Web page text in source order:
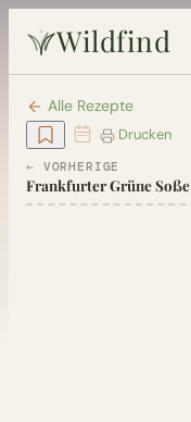
Wildfind
Startseite
Pflanzen
Alle Rezepte
Drucken
← VORHERIGE
Frankfurter Grüne Soße